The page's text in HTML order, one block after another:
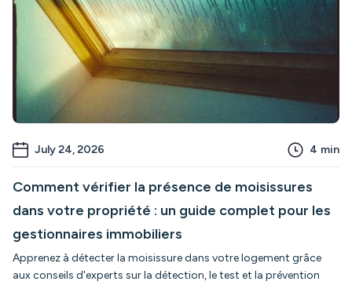
July 24, 2026 4 min
Comment vérifier la présence de moisissures
dans votre propriété : un guide complet pour les
gestionnaires immobiliers
Apprenez à détecter la moisissure dans votre logement grâce
aux conseils d'experts sur la détection, le test et la prévention